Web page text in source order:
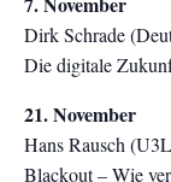
Dirk Schrade
Die digitale
21. November
Hans Rausch
Blackout – Wie